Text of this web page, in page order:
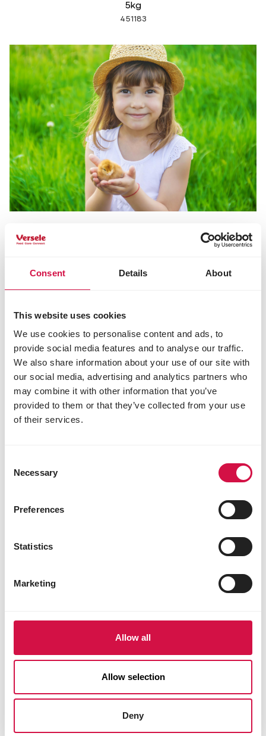
Consent Details About
This website uses cookies
We use cookies to personalise content and ads, to
provide social media features and to analyse our traffic.
We also share information about your use of our site with
our social media, advertising and analytics partners who
may combine it with other information that you’ve
provided to them or that they’ve collected from your use
of their services.
Selection
Necessary
Preferences
Statistics
Marketing
Allow all
Allow selection
Deny
5kg
451183
HÜHNERVÖGEL
hierfür?